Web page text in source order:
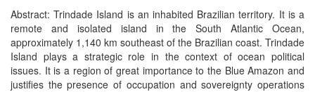
Abstract: Trindade Island is an inhabited Brazilian territory. It is a
remote and isolated island in the South Atlantic Ocean,
approximately 1,140 km southeast of the Brazilian coast. Trindade
Island plays a strategic role in the context of ocean political
issues. It is a region of great importance to the Blue Amazon and
justifies the presence of occupation and sovereignty operations